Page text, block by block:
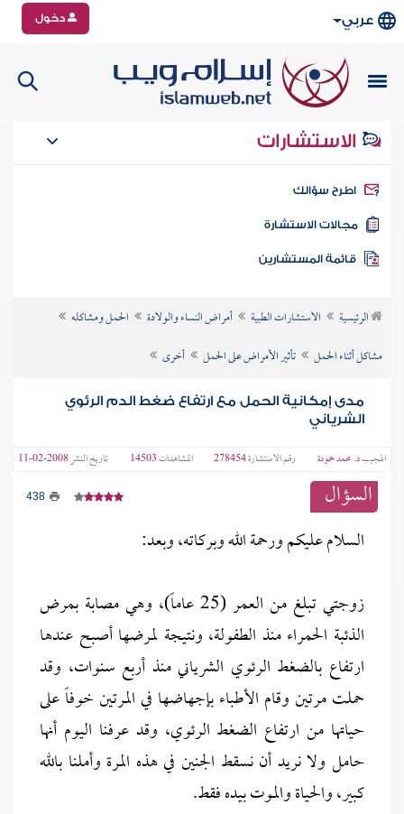
عربي دخول
الاستشارات
سؤالك
الاستشارة
الرئيسية الاستشارات الطبية أمراض النساء والولادة
الحمل ومشاكله
مشاكل أثناء الحمل
تأثير الأمراض على الحمل أخرى
مدى إمكانية الحمل مع ارتفاع ضغط الدم الرئوي
الشرياني
المجيبد. محمد حمودة رقم الاستشارة278454 المشاهدات14503 تاريخ النشر2008-02-11
السؤال 438
السلام عليكم ورحمة الله وبركاته، وبعد:
زوجتي تبلغ من العمر (25 عاماً)، وهي مصابة بمرض
الذئبة الحمراء منذ الطفولة، ونتيجة لمرضها أصبح عندها
ارتفاع بالضغط الرئوي الشرياني منذ أربع سنوات، وقد
حملت مرتين وقام الأطباء بإجهاضها في المرتين خوفاً على
حياتها من ارتفاع الضغط الرئوي، وقد عرفنا اليوم أنها
حامل ولا نريد أن نسقط الجنين في هذه المرة وأملنا بالله
كبير، والحياة والموت بيده فقط.